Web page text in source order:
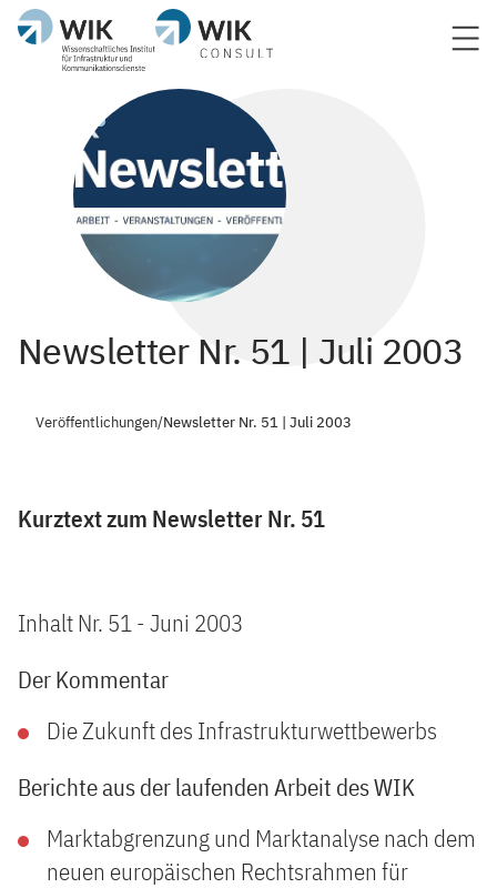
Newsletter Nr. 51 | Juli 2003
Veröffentlichungen/Newsletter Nr. 51 | Juli 2003
Kurztext zum Newsletter Nr. 51
Inhalt Nr. 51 - Juni 2003
Der Kommentar
Die Zukunft des Infrastrukturwettbewerbs
Berichte aus der laufenden Arbeit des WIK
Marktabgrenzung und Marktanalyse nach dem
neuen europäischen Rechtsrahmen für